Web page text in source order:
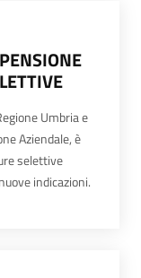
Umbria e
Aziendale, è
selettive
indicazioni.